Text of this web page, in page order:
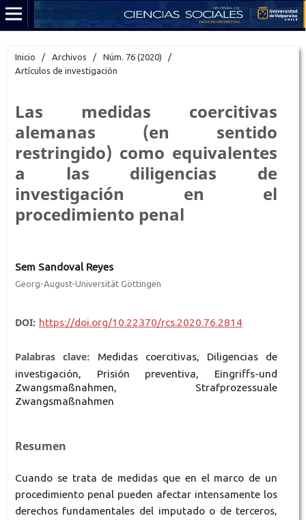
Inicio / Archivos / Núm. 76 (2020)
/
Artículos de investigación
Las medidas coercitivas
alemanas (en sentido
restringido) como equivalentes
a las diligencias de
investigación en el
procedimiento penal
Sem Sandoval Reyes
Georg-August-Universität Göttingen
DOI: https://doi.org/10.22370/rcs.2020.76.2814
Palabras clave:
Medidas coercitivas, Diligencias de
investigación, Prisión preventiva, Eingriffs-und
Zwangsmaßnahmen, Strafprozessuale
Zwangsmaßnahmen
Resumen
Cuando se trata de medidas que en el marco de un
procedimiento penal pueden afectar intensamente los
derechos fundamentales del imputado o de terceros,